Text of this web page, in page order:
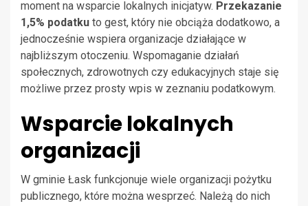
moment na wsparcie lokalnych inicjatyw. Przekazanie
1,5% podatku to gest, który nie obciąża dodatkowo, a
jednocześnie wspiera organizacje działające w
najbliższym otoczeniu. Wspomaganie działań
społecznych, zdrowotnych czy edukacyjnych staje się
możliwe przez prosty wpis w zeznaniu podatkowym.
Wsparcie lokalnych
organizacji
W gminie Łask funkcjonuje wiele organizacji pożytku
publicznego, które można wesprzeć. Należą do nich